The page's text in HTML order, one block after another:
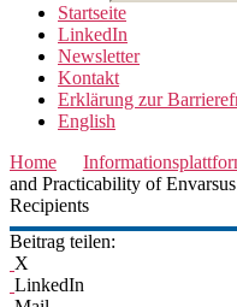
Startseite
LinkedIn
Newsletter
Kontakt
Erklärung zur
English
Home
and Practicability of
Recipients
Beitrag teilen:
X
LinkedIn